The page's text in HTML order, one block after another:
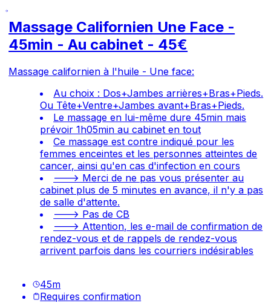
Massage Californien Une Face -
45min - Au cabinet - 45€
Massage californien à l'huile - Une face:
Au choix : Dos+Jambes arrières+Bras+Pieds.
Ou Tête+Ventre+Jambes avant+Bras+Pieds.
Le massage en lui-même dure 45min mais
prévoir 1h05min au cabinet en tout
Ce massage est contre indiqué pour les
femmes enceintes et les personnes atteintes de
cancer, ainsi qu'en cas d'infection en cours
---> Merci de ne pas vous présenter au
cabinet plus de 5 minutes en avance, il n'y a pas
de salle d'attente.
---> Pas de CB
---> Attention, les e-mail de confirmation de
rendez-vous et de rappels de rendez-vous
arrivent parfois dans les courriers indésirables
45m
Requires confirmation